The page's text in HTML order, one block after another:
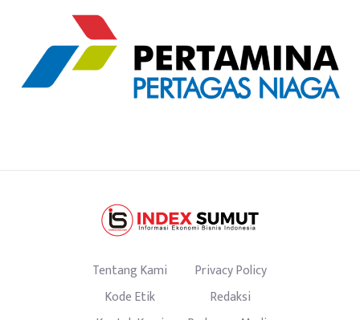
Tentang Kami
Privacy Policy
Kode Etik
Redaksi